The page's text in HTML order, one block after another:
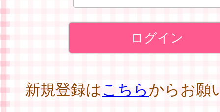
新規登録はこちらからお願